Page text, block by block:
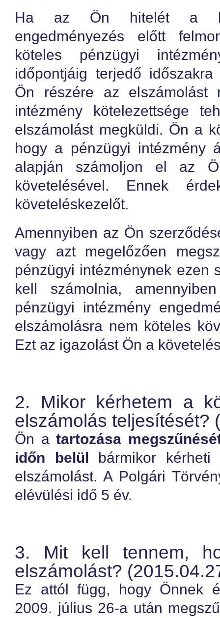
Ha az Ön hitelét a
engedményezés előtt
köteles pénzügyi
időpontjáig terjedő
Ön részére az elszámolást
intézmény kötelezettsége
elszámolást megküldi. Ön a
hogy a pénzügyi intézmény
alapján számoljon el az
követelésével. Ennek
követeléskezelőt.
Amennyiben az Ön
vagy azt megelőzően
pénzügyi intézménynek ezen
kell számolnia,
pénzügyi intézmény
elszámolásra nem köteles
Ezt az igazolást Ön a
2. Mikor kérhetem a
elszámolás teljesítését?
Ön atartozása
időn belül bármikor kérheti
elszámolást. A Polgári
elévülési idő 5 év.
3. Mit kell tennem,
elszámolást?
Ez attól függ, hogy Önnek
2009. július 26-a után